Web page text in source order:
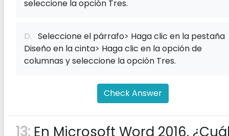
seleccione la opción Tres.
D. Seleccione el párrafo> Haga clic en la pestaña
Diseño en la cinta> Haga clic en la opción de
columnas y seleccione la opción Tres.
Check Answer
13: En Microsoft Word 2016.